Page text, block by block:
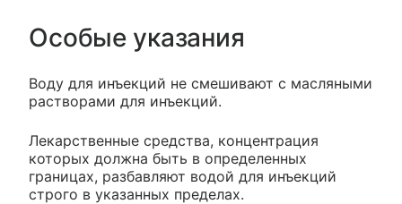
Особые указания
Воду для инъекций не смешивают с масляными
растворами для инъекций.
Лекарственные средства, концентрация
которых должна быть в определенных
границах, разбавляют водой для инъекций
строго в указанных пределах.